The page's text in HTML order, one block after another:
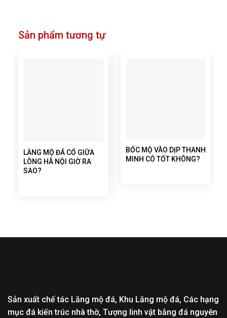
Sản phẩm tương tự
LĂNG MỘ ĐÁ CỔ GIỮA
LÒNG HÀ NỘI GIỜ RA
SAO?
BỐC MỘ VÀO DỊP THANH
MINH CÓ TỐT KHÔNG?
Sản xuất chế tác Lăng mộ đá, Khu Lăng mộ đá, Các hạng
mục đá kiến trúc nhà thờ, Tượng linh vật bằng đá nguyên